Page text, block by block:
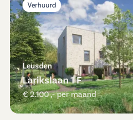
Verhuurd
Leusden
Larikslaan 1 F
€ 2.100 ,- per maand